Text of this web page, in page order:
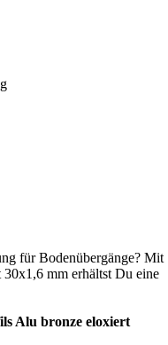
für Bodenübergänge? Mit
mm erhältst Du eine
Alu bronze eloxiert